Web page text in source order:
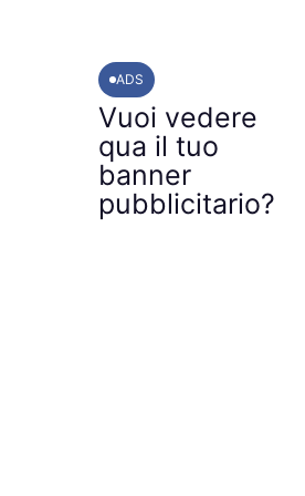
ADS
Vuoi vedere
qua il tuo
banner
pubblicitario?